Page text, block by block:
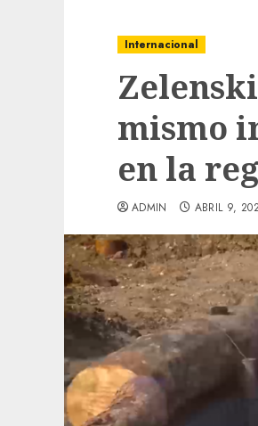
Internacional
mismo
en la
ADMIN ABRIL 9,
Local
Obra de
mejorada. Interviene
ADMIN JULIO 27, 2026